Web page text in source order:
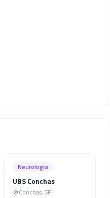
Neurologia
UBS Conchas
Conchas, SP